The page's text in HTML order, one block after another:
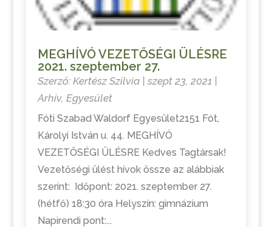
MEGHÍVÓ VEZETŐSÉGI ÜLÉSRE
2021. szeptember 27.
Szerző: Kertész Szilvia| szept 23, 2021 |
Arhív, Egyesület
Fóti Szabad Waldorf Egyesület2151 Fót,
Károlyi István u. 44. MEGHÍVÓ
VEZETŐSÉGI ÜLÉSRE Kedves Tagtársak!
Vezetőségi ülést hívok össze az alábbiak
szerint: Időpont: 2021. szeptember 27.
(hétfő) 18:30 óra Helyszín: gimnázium
Napirendi pont:...